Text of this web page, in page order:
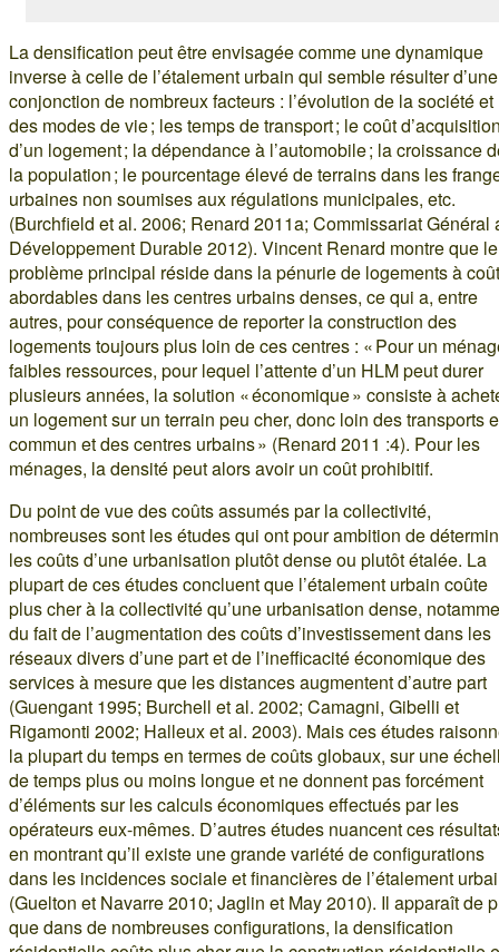
La densification peut être envisagée comme une dynamique
inverse à celle de l’étalement urbain qui semble résulter d’une
conjonction de nombreux facteurs : l’évolution de la société et
des modes de vie ; les temps de transport ; le coût
d’un logement ; la dépendance à l’automobile ; la croissance
la population ; le pourcentage élevé de terrains dans les
urbaines non soumises aux régulations municipales, etc.
(Burchfield et al. 2006; Renard 2011a; Commissariat Général
Développement Durable 2012). Vincent Renard montre que le
problème principal réside dans la pénurie de logements à
abordables dans les centres urbains denses, ce qui a, entre
autres, pour conséquence de reporter la construction des
logements toujours plus loin de ces centres : « Pour un
faibles ressources, pour lequel l’attente d’un HLM peut durer
plusieurs années, la solution « économique » consiste à
un logement sur un terrain peu cher, donc loin des transports
commun et des centres urbains » (Renard 2011 :4). Pour les
ménages, la densité peut alors avoir un coût prohibitif.
Du point de vue des coûts assumés par la collectivité,
nombreuses sont les études qui ont pour ambition de
les coûts d’une urbanisation plutôt dense ou plutôt étalée. La
plupart de ces études concluent que l’étalement urbain coûte
plus cher à la collectivité qu’une urbanisation dense,
du fait de l’augmentation des coûts d’investissement dans les
réseaux divers d’une part et de l’inefficacité économique des
services à mesure que les distances augmentent d’autre part
(Guengant 1995; Burchell et al. 2002; Camagni, Gibelli et
Rigamonti 2002; Halleux et al. 2003). Mais ces études
la plupart du temps en termes de coûts globaux, sur une
de temps plus ou moins longue et ne donnent pas forcément
d’éléments sur les calculs économiques effectués par les
opérateurs eux-mêmes. D’autres études nuancent ces
en montrant qu’il existe une grande variété de configurations
dans les incidences sociale et financières de l’étalement
(Guelton et Navarre 2010; Jaglin et May 2010). Il apparaît de
que dans de nombreuses configurations, la densification